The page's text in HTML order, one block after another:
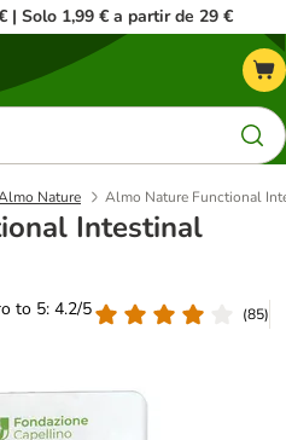
| Solo 1,99 € a partir de 29 €
Nature Almo Nature Functional
Intestinal
to 5: 4.2/5
(85)